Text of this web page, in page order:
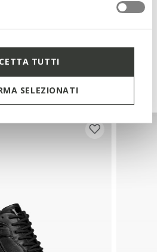
TUTTI
SELEZIONATI
like